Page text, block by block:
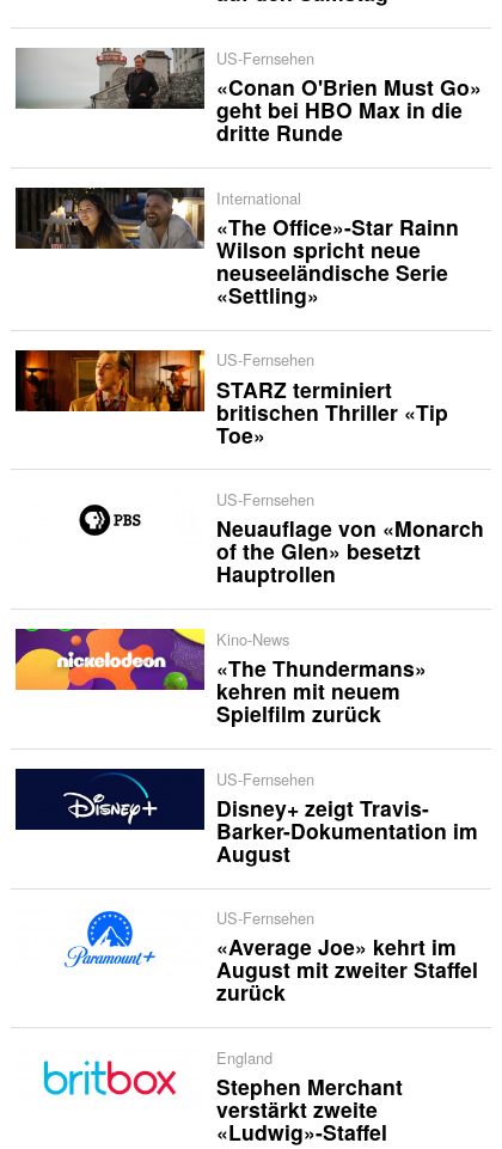
US-Fernsehen
«Conan O'Brien Must Go»
geht bei HBO Max in die
dritte Runde
International
«The Office»-Star Rainn
Wilson spricht neue
neuseeländische Serie
«Settling»
US-Fernsehen
STARZ terminiert
britischen Thriller «Tip
Toe»
US-Fernsehen
Neuauflage von «Monarch
of the Glen» besetzt
Hauptrollen
Kino-News
«The Thundermans»
kehren mit neuem
Spielfilm zurück
US-Fernsehen
Disney+ zeigt Travis-
Barker-Dokumentation im
August
US-Fernsehen
«Average Joe» kehrt im
August mit zweiter Staffel
zurück
England
Stephen Merchant
verstärkt zweite
«Ludwig»-Staffel